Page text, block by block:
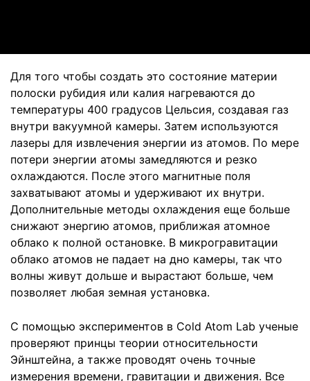
Для того чтобы создать это состояние материи
полоски рубидия или калия нагреваются до
температуры 400 градусов Цельсия, создавая газ
внутри вакуумной камеры. Затем используются
лазеры для извлечения энергии из атомов. По мере
потери энергии атомы замедляются и резко
охлаждаются. После этого магнитные поля
захватывают атомы и удерживают их внутри.
Дополнительные методы охлаждения еще больше
снижают энергию атомов, приближая атомное
облако к полной остановке. В микрогравитации
облако атомов не падает на дно камеры, так что
волны живут дольше и вырастают больше, чем
позволяет любая земная установка.
С помощью экспериментов в Cold Atom Lab ученые
проверяют принцы теории относительности
Эйнштейна, а также проводят очень точные
измерения времени, гравитации и движения. Все